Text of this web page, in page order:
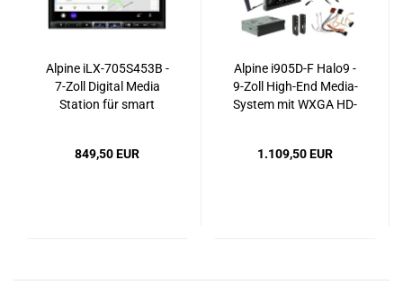
Alpine iLX-705S453B -
7-Zoll Digital Media
Station für smart
CarPlay & Android Auto
849,50 EUR
Alpine i905D-F Halo9 -
9-Zoll High-End Media-
System mit WXGA HD-
1.109,50 EUR